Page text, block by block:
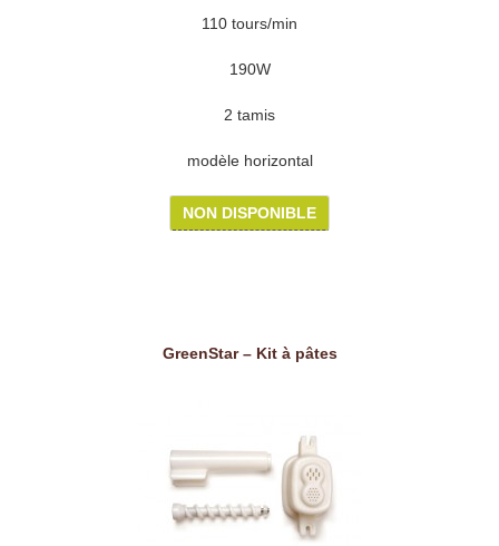
110 tours/min
190W
2 tamis
modèle horizontal
NON DISPONIBLE
GreenStar – Kit à pâtes